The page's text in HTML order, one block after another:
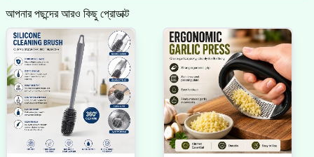
আপনার পছন্দের আরও কিছু প্রোডাক্ট